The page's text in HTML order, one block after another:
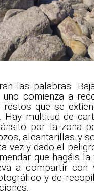
las palabras.
comienza a
que se
Hay multitud de
por la zona
alcantarillas y
vez y dado el
que hagáis la
a compartir con
y de